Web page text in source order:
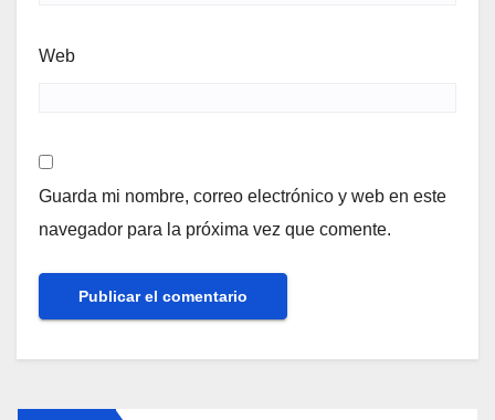
Web
Guarda mi nombre, correo electrónico y web en este
navegador para la próxima vez que comente.